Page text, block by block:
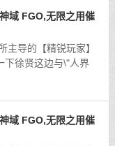
域 FGO,无限之用催
主导的【精锐玩家】
下徐贤这边与\"人界
域 FGO,无限之用催